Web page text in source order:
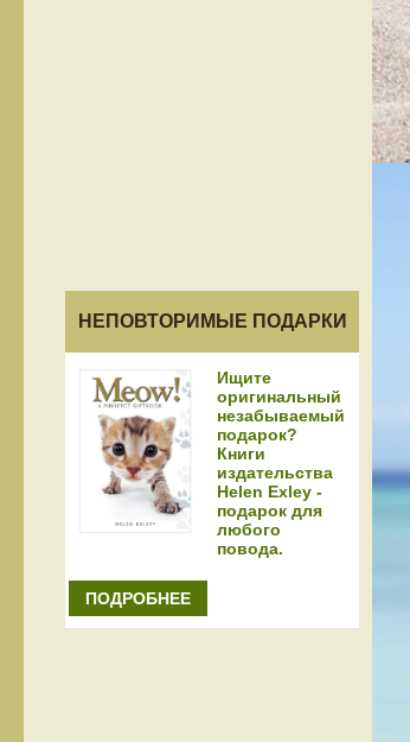
НЕПОВТОРИМЫЕ ПОДАРКИ
Ищите
оригинальный
незабываемый
подарок?
Книги
издательства
Helen Exley -
подарок для
любого
повода.
ПОДРОБНЕЕ